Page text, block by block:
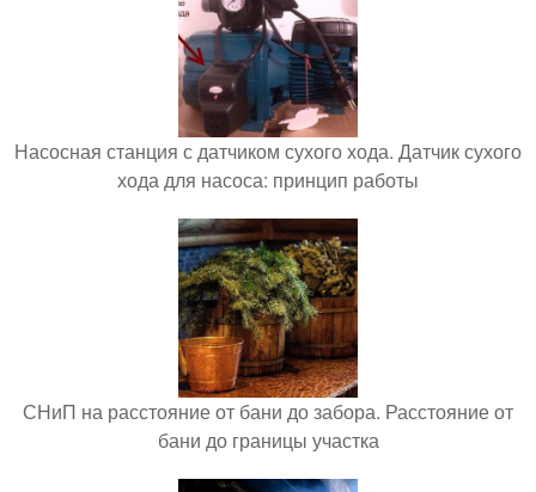
Насосная станция с датчиком сухого хода. Датчик сухого
хода для насоса: принцип работы
СНиП на расстояние от бани до забора. Расстояние от
бани до границы участка